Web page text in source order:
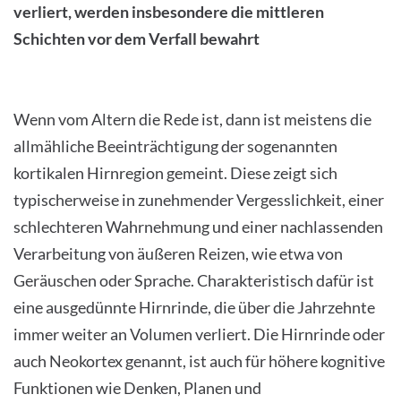
verliert, werden insbesondere die mittleren
Schichten vor dem Verfall bewahrt
Wenn vom Altern die Rede ist, dann ist meistens die
allmähliche Beeinträchtigung der sogenannten
kortikalen Hirnregion gemeint. Diese zeigt sich
typischerweise in zunehmender Vergesslichkeit, einer
schlechteren Wahrnehmung und einer nachlassenden
Verarbeitung von äußeren Reizen, wie etwa von
Geräuschen oder Sprache. Charakteristisch dafür ist
eine ausgedünnte Hirnrinde, die über die Jahrzehnte
immer weiter an Volumen verliert. Die Hirnrinde oder
auch Neokortex genannt, ist auch für höhere kognitive
Funktionen wie Denken, Planen und